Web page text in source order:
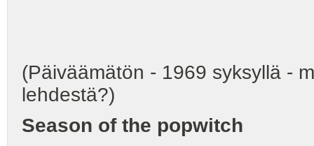
(Päiväämätön - 1969 syksyllä -
lehdestä?)
Season of the popwitch